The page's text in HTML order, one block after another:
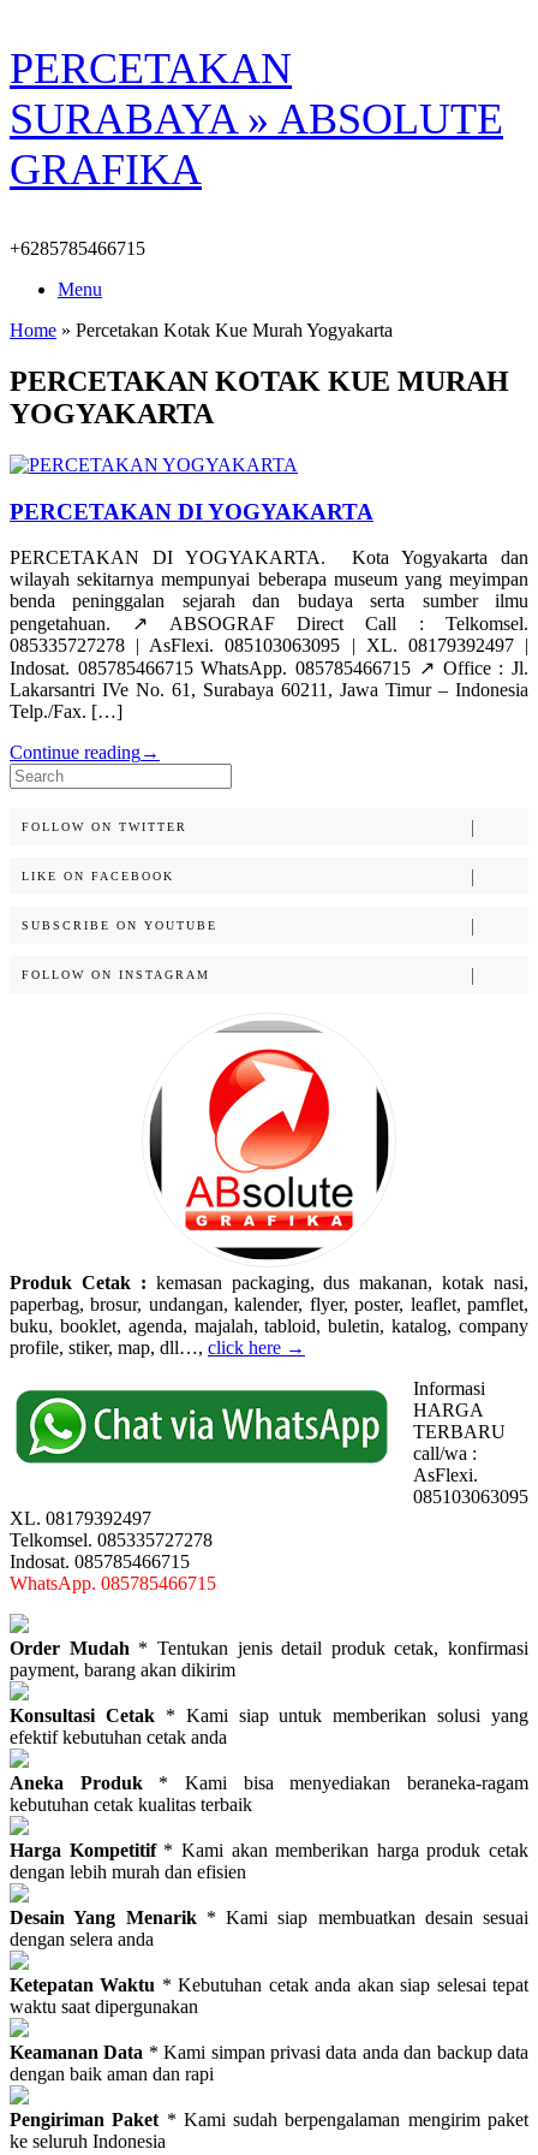
Skip
to
content
PERCETAKAN
SURABAYA » ABSOLUTE
GRAFIKA
+6285785466715
Menu
Home » Percetakan Kotak Kue Murah Yogyakarta
PERCETAKAN KOTAK KUE MURAH
YOGYAKARTA
PERCETAKAN DI YOGYAKARTA
PERCETAKAN DI YOGYAKARTA. Kota Yogyakarta dan
wilayah sekitarnya mempunyai beberapa museum yang meyimpan
benda peninggalan sejarah dan budaya serta sumber ilmu
pengetahuan. ↗️ ABSOGRAF Direct Call : Telkomsel.
085335727278 | AsFlexi. 085103063095 | XL. 08179392497 |
Indosat. 085785466715 WhatsApp. 085785466715 ↗️ Office : Jl.
Lakarsantri IVe No. 61, Surabaya 60211, Jawa Timur – Indonesia
Telp./Fax. […]
Continue reading→
Search
for:
FOLLOW ON TWITTER
LIKE ON FACEBOOK
SUBSCRIBE ON YOUTUBE
FOLLOW ON INSTAGRAM
Produk Cetak : kemasan packaging, dus makanan, kotak nasi,
paperbag, brosur, undangan, kalender, flyer, poster, leaflet, pamflet,
buku, booklet, agenda, majalah, tabloid, buletin, katalog, company
profile, stiker, map, dll…, click here →
Informasi
HARGA
TERBARU
call/wa :
AsFlexi.
085103063095
XL. 08179392497
Telkomsel. 085335727278
Indosat. 085785466715
WhatsApp. 085785466715
Order Mudah * Tentukan jenis detail produk cetak, konfirmasi
payment, barang akan dikirim
Konsultasi Cetak* Kami siap untuk memberikan solusi yang
efektif kebutuhan cetak anda
Aneka Produk * Kami bisa menyediakan beraneka-ragam
kebutuhan cetak kualitas terbaik
Harga Kompetitif* Kami akan memberikan harga produk cetak
dengan lebih murah dan efisien
Desain Yang Menarik* Kami siap membuatkan desain sesuai
dengan selera anda
Ketepatan Waktu * Kebutuhan cetak anda akan siap selesai tepat
waktu saat dipergunakan
Keamanan Data * Kami simpan privasi data anda dan backup data
dengan baik aman dan rapi
Pengiriman Paket * Kami sudah berpengalaman mengirim paket
ke seluruh Indonesia